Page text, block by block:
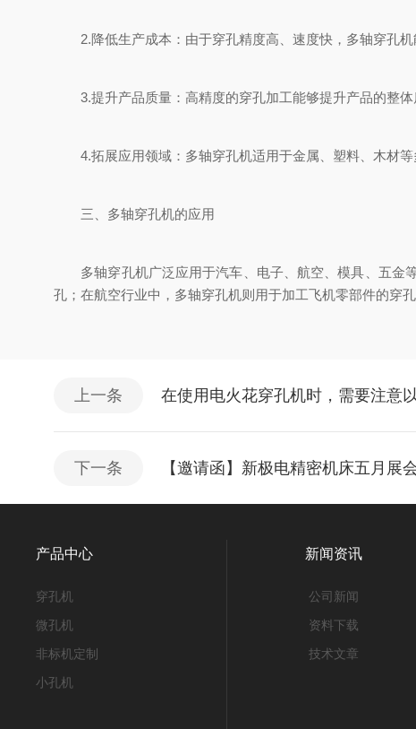
2.降低生产成本：由于穿孔精度高、速度快，多轴穿孔机
3.提升产品质量：高精度的穿孔加工能够提升产品的整体
4.拓展应用领域：多轴穿孔机适用于金属、塑料、木材等
三、多轴穿孔机的应用
多轴穿孔机广泛应用于汽车、电子、航空、模具、五金等
孔；在航空行业中，多轴穿孔机则用于加工飞机零部件的穿
上一条 在使用电火花穿孔机时，需要注意
下一条 【邀请函】新极电精密机床五月展
产品中心
穿孔机
微孔机
非标机定制
小孔机
新闻资讯
公司新闻
资料下载
技术文章